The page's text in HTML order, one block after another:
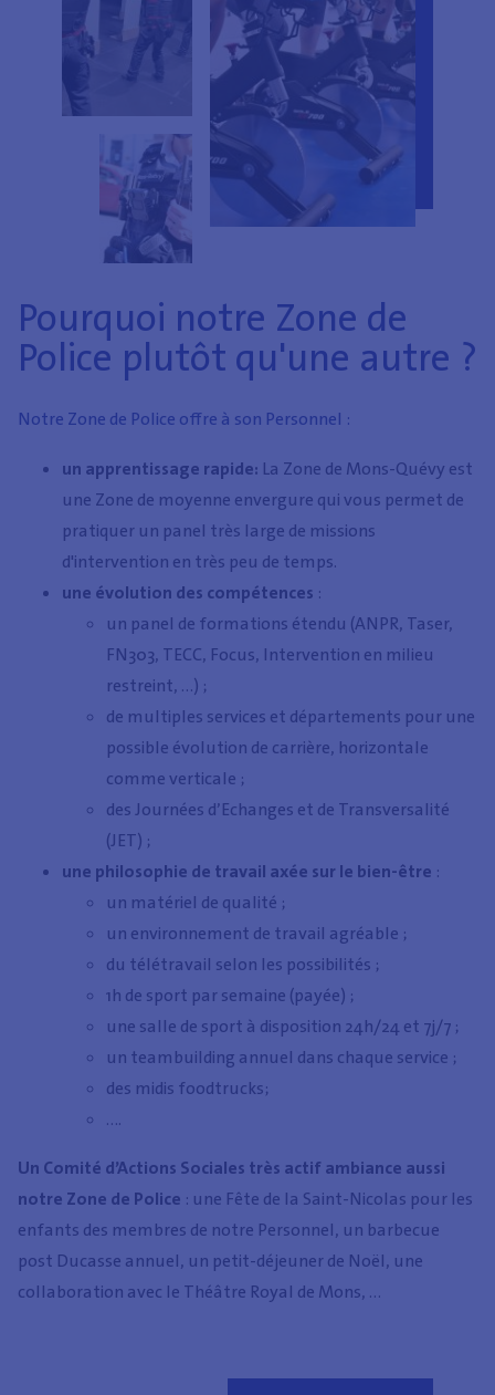
Pourquoi notre Zone de
Police plutôt qu'une autre ?
Notre Zone de Police offre à son Personnel :
un apprentissage rapide: La Zone de Mons-Quévy est
une Zone de moyenne envergure qui vous permet de
pratiquer un panel très large de missions
d'intervention en très peu de temps.
une évolution des compétences :
un panel de formations étendu (ANPR, Taser,
FN303, TECC, Focus, Intervention en milieu
restreint, …) ;
de multiples services et départements pour une
possible évolution de carrière, horizontale
comme verticale ;
des Journées d’Echanges et de Transversalité
(JET) ;
une philosophie de travail axée sur le bien-être :
un matériel de qualité ;
un environnement de travail agréable ;
du télétravail selon les possibilités ;
1h de sport par semaine (payée) ;
une salle de sport à disposition 24h/24 et 7j/7 ;
un teambuilding annuel dans chaque service ;
des midis foodtrucks;
….
Un Comité d’Actions Sociales très actif ambiance aussi
notre Zone de Police : une Fête de la Saint-Nicolas pour les
enfants des membres de notre Personnel, un barbecue
post Ducasse annuel, un petit-déjeuner de Noël, une
collaboration avec le Théâtre Royal de Mons, ...